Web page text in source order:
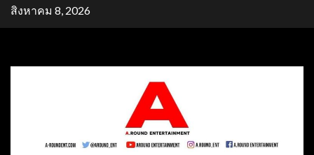
Skipสิงหาคม 8, 2026